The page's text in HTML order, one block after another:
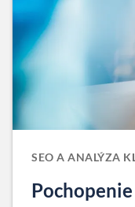
SEO A ANALÝZA